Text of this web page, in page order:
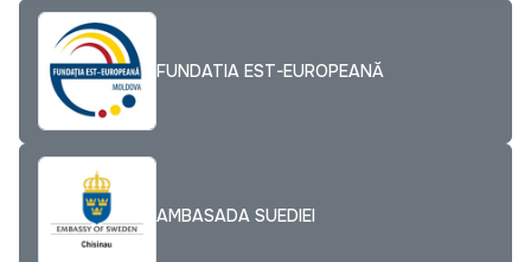
FUNDATIA EST-EUROPEANĂ
AMBASADA SUEDIEI